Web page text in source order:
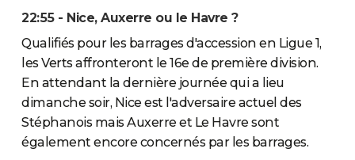
22:55 - Nice, Auxerre ou le Havre ?
Qualifiés pour les barrages d'accession en Ligue 1,
les Verts affronteront le 16e de première division.
En attendant la dernière journée qui a lieu
dimanche soir, Nice est l'adversaire actuel des
Stéphanois mais Auxerre et Le Havre sont
également encore concernés par les barrages.